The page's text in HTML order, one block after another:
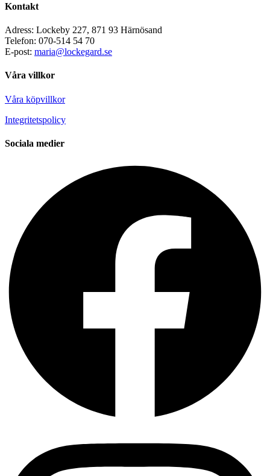
Kontakt
Adress: Lockeby 227, 871 93 Härnösand
Telefon: 070-514 54 70
E-post: maria@lockegard.se
Våra villkor
Våra köpvillkor
Integritetspolicy
Sociala medier